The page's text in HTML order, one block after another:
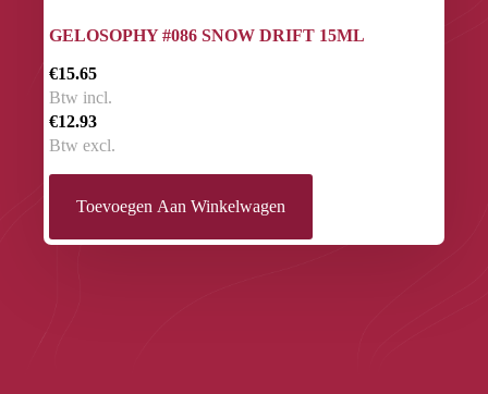
GELOSOPHY #086 SNOW DRIFT 15ML
€15.65
Btw incl.
€12.93
Btw excl.
Toevoegen Aan Winkelwagen